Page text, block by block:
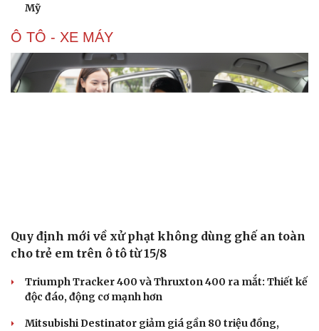
Mỹ
Ô TÔ - XE MÁY
Quy định mới về xử phạt không dùng ghế an toàn
cho trẻ em trên ô tô từ 15/8
Triumph Tracker 400 và Thruxton 400 ra mắt: Thiết kế
độc đáo, động cơ mạnh hơn
Mitsubishi Destinator giảm giá gần 80 triệu đồng,